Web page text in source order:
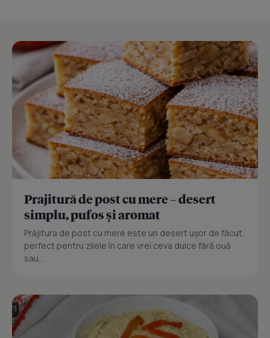
Prajitură de post cu mere – desert
simplu, pufos și aromat
Prăjitura de post cu mere este un desert ușor de făcut,
perfect pentru zilele în care vrei ceva dulce fără ouă
sau...